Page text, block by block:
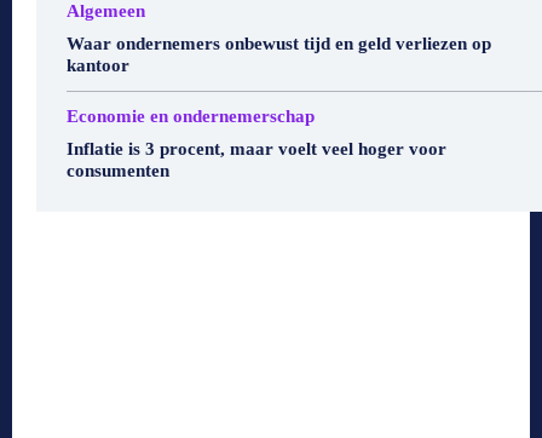
Algemeen
Waar ondernemers onbewust tijd en geld verliezen op
kantoor
Economie en ondernemerschap
Inflatie is 3 procent, maar voelt veel hoger voor
consumenten